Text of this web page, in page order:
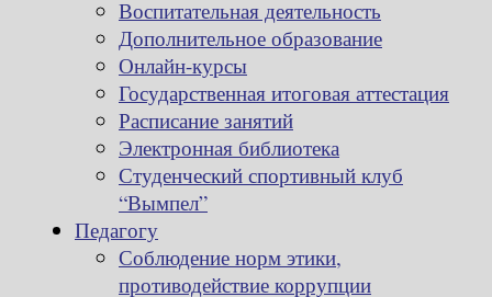
Воспитательная деятельность
Дополнительное образование
Онлайн-курсы
Государственная итоговая аттестация
Расписание занятий
Электронная библиотека
Студенческий спортивный клуб
“Вымпел”
Педагогу
Соблюдение норм этики,
противодействие коррупции